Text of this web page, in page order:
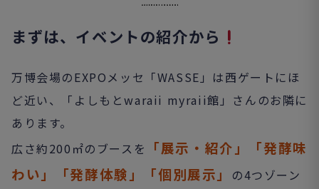
まずは、イベントの紹介から
万博会場のEXPOメッセ「WASSE」は西ゲートにほ
ど近い、「よしもとwaraii myraii館」さんのお隣に
あります。
広さ約200㎡のブースを
「展示・紹介」「発酵味
わい」「発酵体験」「個別展示」
の4つゾーン